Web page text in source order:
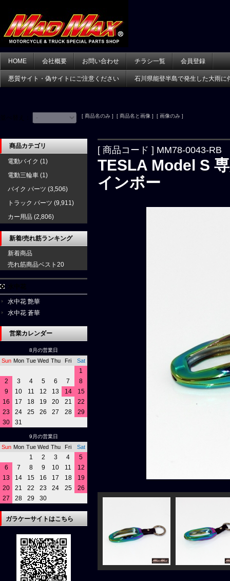
HOME 会社概要 お問い合わせ チラシ一覧 会員登録
悪質サイト・偽サイトにご注意ください 石川県能登半島で発生した大雨に
[ 商品名のみ ] [ 商品名と画像 ] [ 画像のみ ]
[ 商品コード ] MM78-0043-RB
TESLA Model S
インボー
商品カテゴリ
電動バイク (1)
電動三輪車 (1)
バイク パーツ (3,506)
トラック パーツ (9,911)
カー用品 (2,806)
新着/売れ筋ランキング
新着商品
売れ筋商品ベスト20
水中花 艶華
水中花 蒼華
営業カレンダー
8月の営業日
Sun Mon Tue Wed Thu Fri Sat
1
2
3 4 5 6 7
8
9
10 11 12 13 14
15
16
17 18 19 20 21
22
23
24 25 26 27 28
29
30
31
9月の営業日
Sun Mon Tue Wed Thu Fri Sat
1 2 3 4
5
6
7 8 9 10 11
12
13
14 15 16 17 18
19
20
21 22 23 24 25
26
27
28 29 30
ガラケーサイトはこちら